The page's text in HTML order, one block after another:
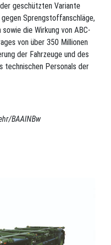
geschützten Variante
Sprengstoffanschläge,
die Wirkung von ABC-
von über 350 Millionen
der Fahrzeuge und des
technischen Personals der
BAAINBw